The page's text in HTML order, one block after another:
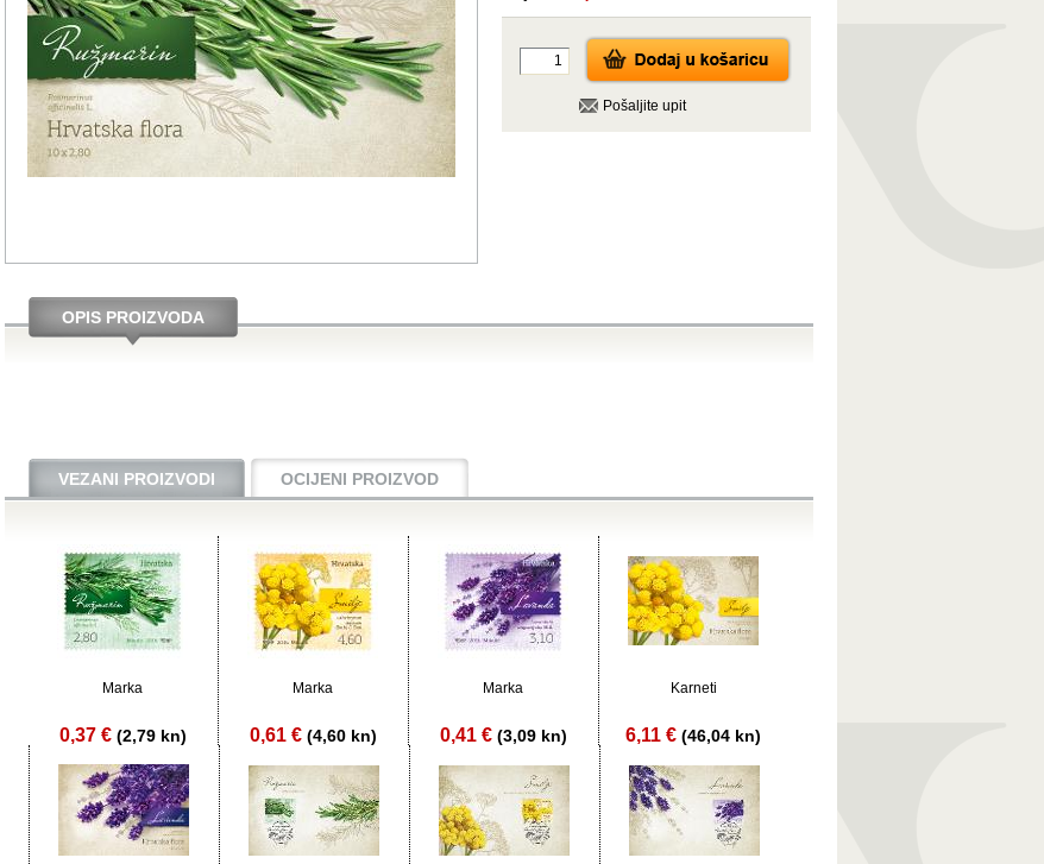
Pošaljite upit
OPIS PROIZVODA
VEZANI PROIZVODI OCIJENI PROIZVOD
Marka
0,37 € (2,79 kn)
Marka
0,61 € (4,60 kn)
Marka
0,41 € (3,09 kn)
Karneti
6,11 € (46,04 kn)